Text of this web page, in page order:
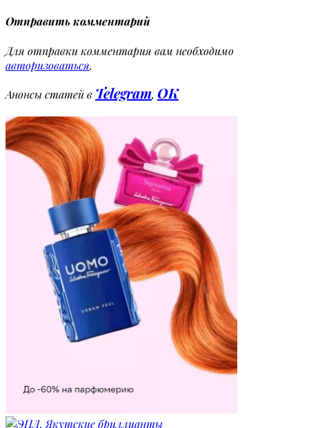
Отправить комментарий
Для отправки комментария вам необходимо
авторизоваться.
Анонсы статей в Telegram, OK